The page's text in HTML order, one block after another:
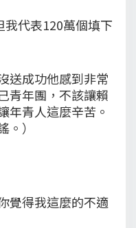
我代表120萬個填下
送成功他感到非常
青年團，不該讓賴
年青人這麼辛苦。
）
覺得我這麼的不適